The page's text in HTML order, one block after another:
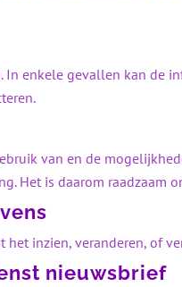
enkele gevallen kan de
van en de
Het is daarom raadzaam
inzien, veranderen, of
nieuwsbrief